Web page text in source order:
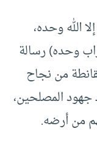
الله وحده،
وحده) رسالة
من نجاح
جهود المصلحين،
من أرضه.